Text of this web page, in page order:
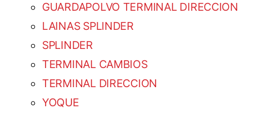
GUARDAPOLVO TERMINAL DIRECCION
LAINAS SPLINDER
SPLINDER
TERMINAL CAMBIOS
TERMINAL DIRECCION
YOQUE